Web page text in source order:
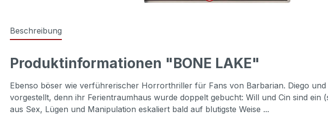
Beschreibung
Produktinformationen "BONE LAKE"
Ebenso böser wie verführerischer Horrorthriller für Fans von Barbarian. Diego
vorgestellt, denn ihr Ferientraumhaus wurde doppelt gebucht: Will und Cin sind
aus Sex, Lügen und Manipulation eskaliert bald auf blutigste Weise ...